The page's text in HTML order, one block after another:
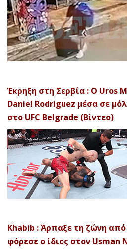
Έκρηξη στη Σερβία : Ο Uros
Daniel Rodriguez μέσα σε
στο UFC Belgrade (Βίντεο)
Khabib : Άρπαξε τη ζώνη από
φόρεσε ο ίδιος στον Usman